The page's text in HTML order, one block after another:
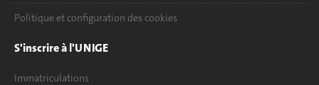
Politique et configuration des cookies
S'inscrire à l'UNIGE
Immatriculations